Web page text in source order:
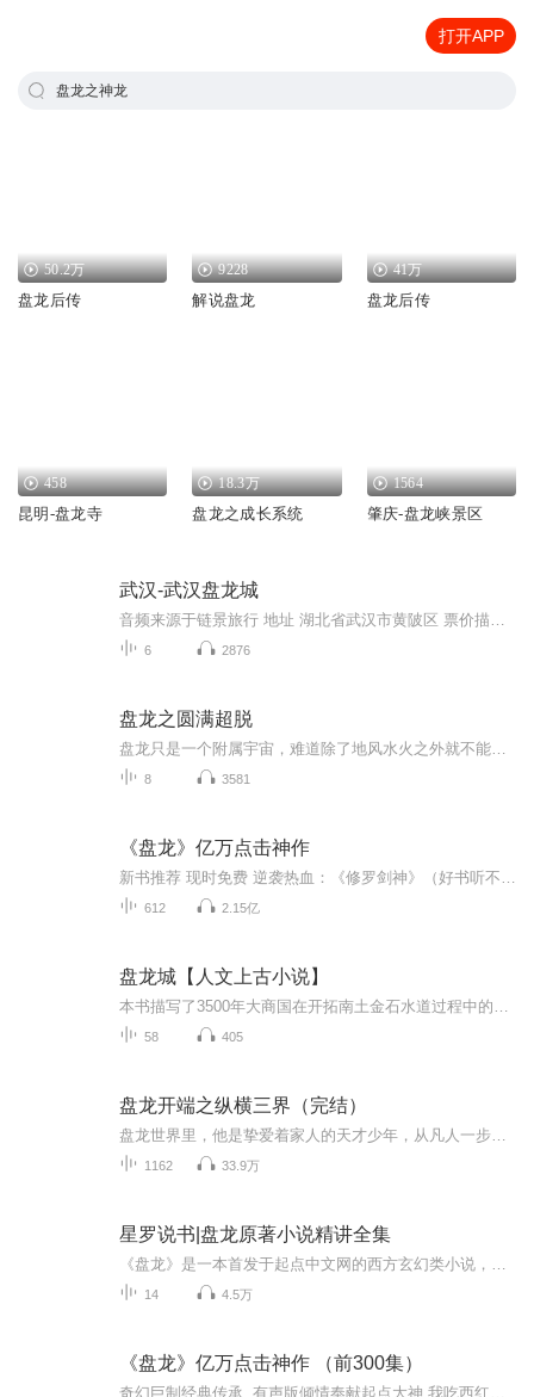
打开APP
盘龙之神龙
50.2万
盘龙后传
9228
解说盘龙
41万
盘龙后传
458
昆明-盘龙寺
18.3万
盘龙之成长系统
1564
肇庆-盘龙峡景区
武汉-武汉盘龙城
6 2876
盘龙之圆满超脱
8 3581
《盘龙》亿万点击神作
612 2.15亿
盘龙城【人文上古小说】
58 405
盘龙开端之纵横三界（完结）
1162 33.9万
星罗说书|盘龙原著小说精讲全集
14 4.5万
《盘龙》亿万点击神作 （前300集）